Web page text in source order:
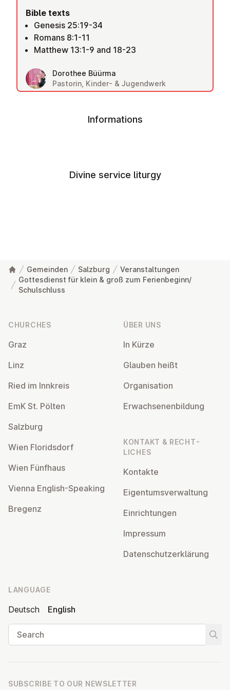
Bible texts
Genesis 25:19-34
Romans 8:1-11
Matthew 13:1-9 and 18-23
Dorothee Büürma
Pastorin, Kinder- & Jugendwerk
Informations
Divine service liturgy
Gemeinden Salzburg
Veranstaltungen
Gottesdienst für klein & groß zum Ferienbeginn/
Schulschluss
CHURCHES
Graz
Linz
Ried im Innkreis
EmK St. Pölten
Salzburg
Wien Flor­idsdorf
Wien Fünfhaus
Vienna English-Speaking
Bregenz
ÜBER UNS
In Kürze
Glauben heißt
Or­gan­isa­tion
Er­wach­sen­en­bildung
KONTAKT & RECHT­
LICHES
Kontakte
Ei­gentums­ver­wal­tung
Ein­rich­tun­gen
Impressum
Datens­chutzerklärung
LANGUAGE
Deutsch
English
Search
SUBSCRIBE TO OUR NEWSLETTER